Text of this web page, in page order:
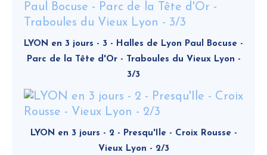
LYON en 3 jours - 3 - Halles de Lyon Paul Bocuse -
Parc de la Tête d'Or - Traboules du Vieux Lyon -
3/3
LYON en 3 jours - 2 - Presqu'Ile - Croix Rousse -
Vieux Lyon - 2/3